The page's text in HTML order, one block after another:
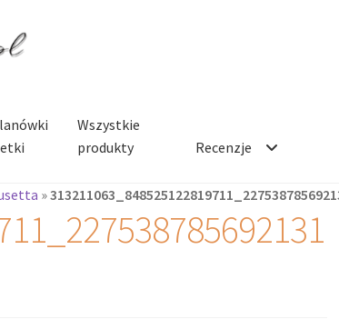
Wszystkie
produkty
Recenzje
»